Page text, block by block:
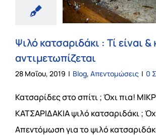
Ψιλό κατσαριδάκι : Τί είναι
αντιμετωπίζεται
28 Μαΐου, 2019 | Blog, Απεντομώσεις | 0
Κατσαρίδες στο σπίτι ; Όχι πια!
ΚΑΤΣΑΡΙΔΑΚΙΑ ψιλό κατσαριδάκι ;
Απεντόμωση για το ψιλό